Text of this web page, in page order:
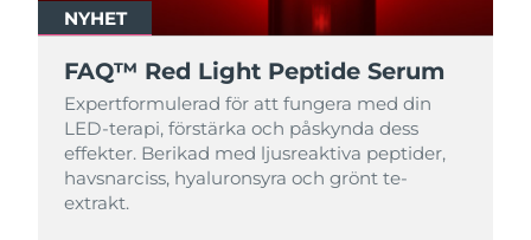
NYHET
FAQ™ Red Light Peptide Serum
Expertformulerad för att fungera med din
LED-terapi, förstärka och påskynda dess
effekter. Berikad med ljusreaktiva peptider,
havsnarciss, hyaluronsyra och grönt te-
extrakt.